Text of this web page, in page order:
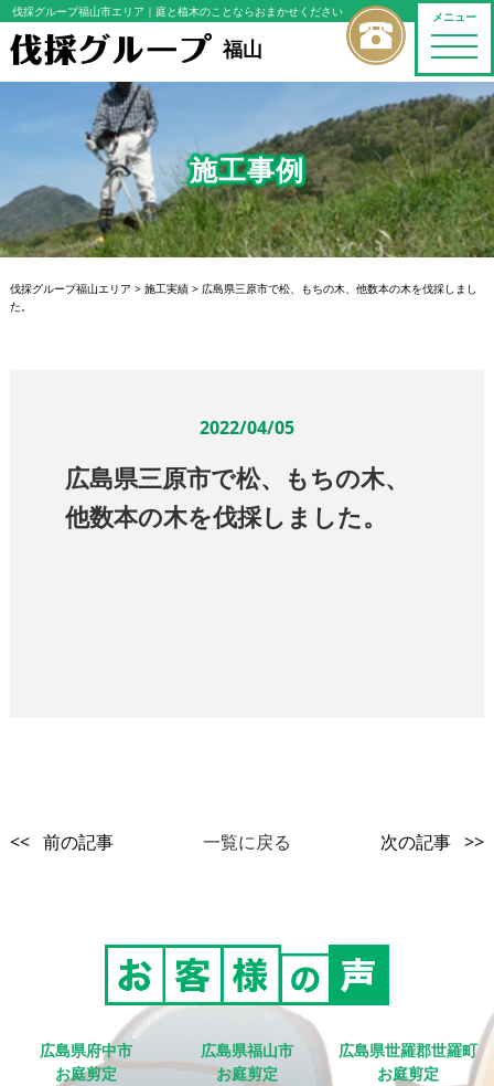
メニュー
toggle
伐採グループ福山市エリア ｜庭と植木のことならおまかせください
福山
施工事例
伐採グループ福山エリア > 施工実績> 広島県三原市で松、もちの木、他数本の木を伐採しまし
た。
2022/04/05
広島県三原市で松、もちの木、
他数本の木を伐採しました。
<< 前の記事 一覧に戻る 次の記事 >>
広島県府中市
お庭剪定
広島県福山市
お庭剪定
広島県世羅郡世羅町
お庭剪定